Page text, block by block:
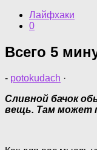
Лайфхаки
0
Всего 5
- potokudach ·
Сливной бачок
вещь. Там может